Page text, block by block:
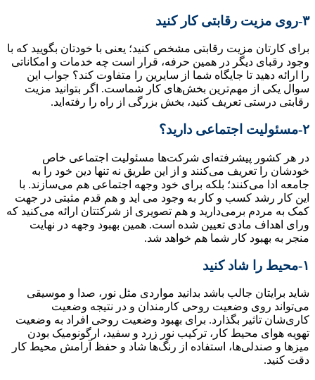
۳-روی مزیت رقابتی کار کنید
برای کارتان مزیت رقابتی مشخص کنید؛ یعنی با خودتان بگویید که با
وجود رقبای دیگر در همین حرفه، قرار است چه خدمات و امکاناتی
را ارائه دهید تا جایگاه شما از سایرین را متفاوت کند؟ جواب این
سوال یکی از مهم‌ترین بخش‌های کار شماست. اگر بتوانید مزیت
رقابتی درستی تعریف کنید، بخش بزرگی از راه را رفته‌‎اید.
۲-مسئولیت اجتماعی دارید؟
در هر کشور پیشرفته‌ای شرکت‌ها مسئولیت اجتماعی خاص
خودشان را تعریف می‌کنند و از این طریق نه تنها دین خود را به
جامعه ادا می‌کنند؛ بلکه برای خود وجهه اجتماعی هم می‌سازند. با
این کار رشد کسب و کار به وجود می اید و هم قدم مثبتی در جهت
کمک به مردم برمی‌دارید و هم تصویری از شرکتتان ارائه می‌کنید که
ورای اهداف مادی تعیین شده است. همین بهبود وجهه در نهایت
منجر به بهبود کار شما هم خواهد شد.
۱-محیط را شاد کنید
شاید برایتان جالب باشد بدانید مواردی مثل نور، صدا و موسیقی
می‌تواند روی وضعیت روحی کارمندان و در نتیجه وضعیت
کاری‌شان تاثیر بگذارد. برای بهبود وضعیت روحی افراد به وضعیت
تهویه هوای محیط کار، ترکیب نور زرد و سفید، ارگونومیک بودن
میزها و صندلی‌ها، استفاده از رنگ‌ها شاد و حفظ آرامش محیط کار
دقت کنید.